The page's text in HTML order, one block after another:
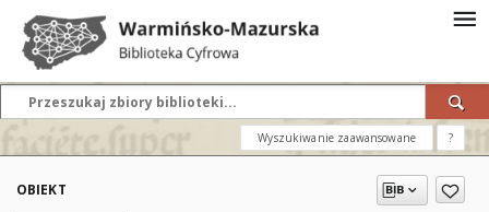
Wyszukiwanie zaawansowane ?
OBIEKT